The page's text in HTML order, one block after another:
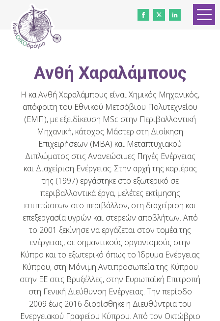
Ανθή Χαραλάμπους
Η κα Ανθή Χαραλάμπους είναι Χημικός Μηχανικός,
απόφοιτη του Εθνικού Μετσόβιου Πολυτεχνείου
(ΕΜΠ), με εξειδίκευση MSc στην Περιβαλλοντική
Μηχανική, κάτοχος Μάστερ στη Διοίκηση
Επιχειρήσεων (ΜΒΑ) και Μεταπτυχιακού
Διπλώματος στις Ανανεώσιμες Πηγές Ενέργειας
και Διαχείριση Ενέργειας. Στην αρχή της καριέρας
της (1997) εργάστηκε στο εξωτερικό σε
περιβαλλοντικά έργα, μελέτες εκτίμησης
επιπτώσεων στο περιβάλλον, στη διαχείριση και
επεξεργασία υγρών και στερεών αποβλήτων. Από
το 2001 ξεκίνησε να εργάζεται στον τομέα της
ενέργειας, σε σημαντικούς οργανισμούς στην
Κύπρο και το εξωτερικό όπως το Ίδρυμα Ενέργειας
Κύπρου, στη Μόνιμη Αντιπροσωπεία της Κύπρου
στην ΕΕ στις Βρυξέλλες, στην Ευρωπαϊκή Επιτροπή
στη Γενική Διεύθυνση Ενέργειας. Την περίοδο
2009 έως 2016 διορίσθηκε η Διευθύντρια του
Ενεργειακού Γραφείου Κύπρου. Από τον Οκτώβριο
ΑΡΧΙΚΗ
ΓΝΩΡΙΣΤΕ ΜΑΣ
ΕΠΙΚΟΙΝΩΝΗΣΤΕ
ΣΥΝΕΡΓΑΣΤΕΙΤΕ ΜΑΖΙ ΜΑΣ
ΝΕΑ
ΕΘΕΛΟΝΤΕΣ
ΔΩΡΕΑ
Ισότητα των φύλων